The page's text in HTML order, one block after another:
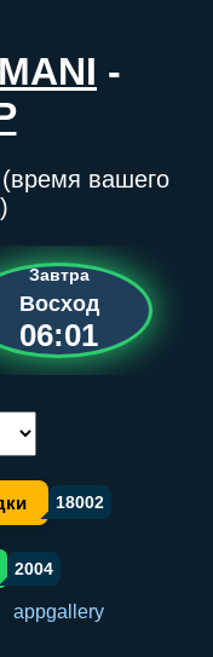
-
(время вашего
Завтра
Восход
06:01
18002
orqali ulashishorqali ulashish
2004